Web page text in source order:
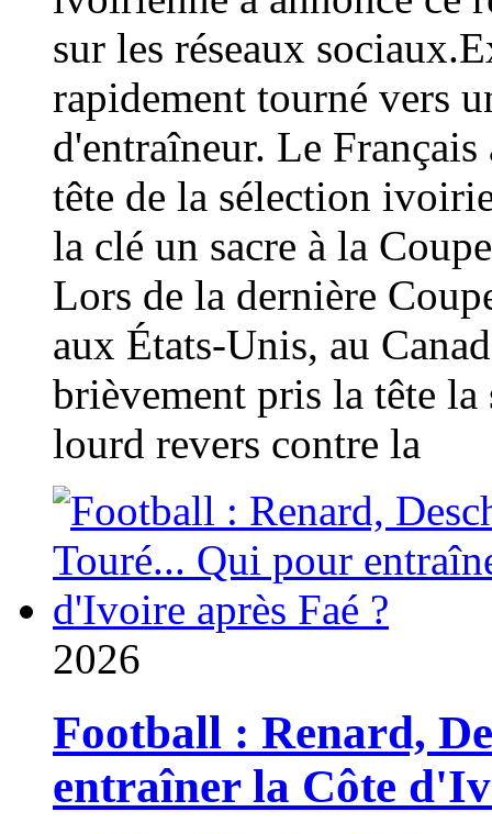
sur les réseaux
rapidement tourné vers
d'entraîneur. Le
tête de la sélection
la clé un sacre à la
Lors de la dernière
aux États-Unis, au
brièvement pris la tête
lourd revers contre la
2026
Football : Renard,
entraîner la Côte